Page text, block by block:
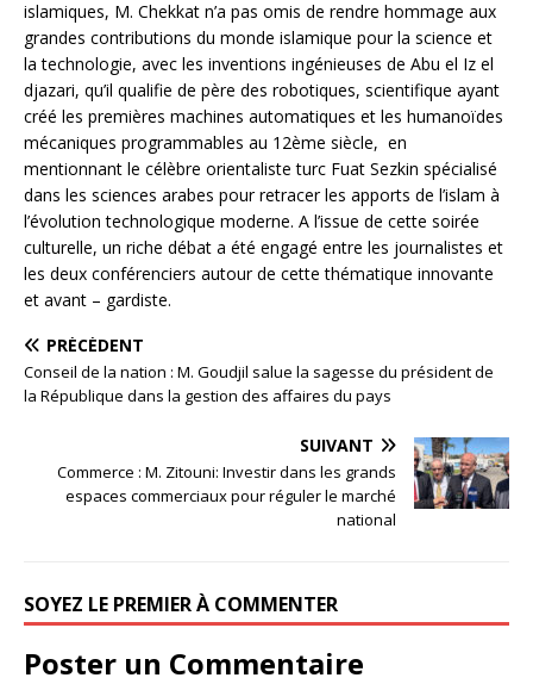
islamiques, M. Chekkat n’a pas omis de rendre hommage aux
grandes contributions du monde islamique pour la science et
la technologie, avec les inventions ingénieuses de Abu el Iz el
djazari, qu’il qualifie de père des robotiques, scientifique ayant
créé les premières machines automatiques et les humanoïdes
mécaniques programmables au 12ème siècle, en
mentionnant le célèbre orientaliste turc Fuat Sezkin spécialisé
dans les sciences arabes pour retracer les apports de l’islam à
l’évolution technologique moderne. A l’issue de cette soirée
culturelle, un riche débat a été engagé entre les journalistes et
les deux conférenciers autour de cette thématique innovante
et avant – gardiste.
PRÉCÉDENT
Conseil de la nation : M. Goudjil salue la sagesse du président de
la République dans la gestion des affaires du pays
SUIVANT
Commerce : M. Zitouni: Investir dans les grands
espaces commerciaux pour réguler le marché
national
SOYEZ LE PREMIER À COMMENTER
Poster un Commentaire